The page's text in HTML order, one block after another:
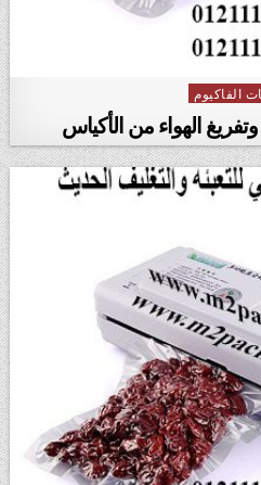
الفاكيوم
الهواء من الأكياس